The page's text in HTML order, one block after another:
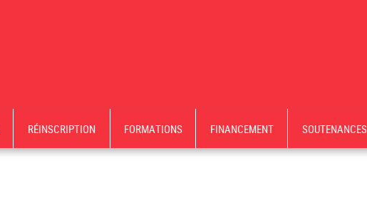
RÉINSCRIPTION FORMATIONS FINANCEMENT SOUTENANCES